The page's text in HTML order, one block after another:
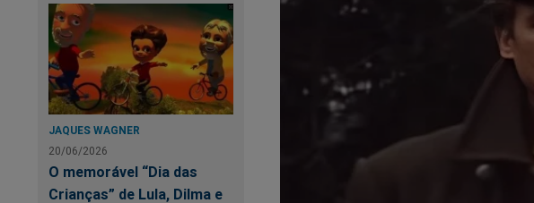
JAQUES WAGNER
20/06/2026
O memorável “Dia das
Crianças” de Lula, Dilma e